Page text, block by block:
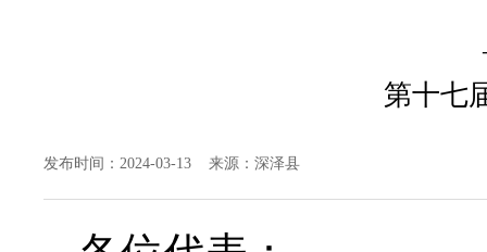
第十七
发布时间：2024-03-13 来源：深泽县